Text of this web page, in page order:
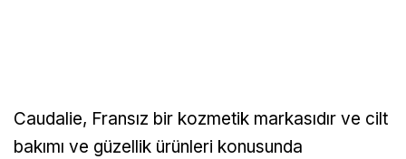
Caudalie, Fransız bir kozmetik markasıdır ve cilt
bakımı ve güzellik ürünleri konusunda